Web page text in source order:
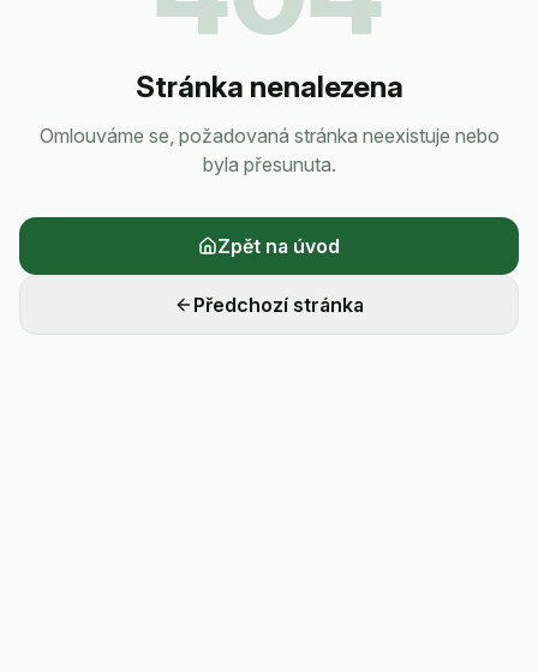
Stránka nenalezena
Omlouváme se, požadovaná stránka neexistuje nebo
byla přesunuta.
Zpět na úvod
Předchozí stránka